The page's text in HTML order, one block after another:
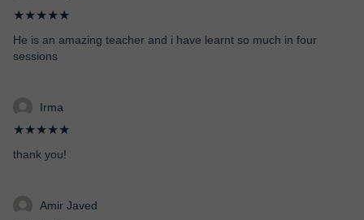
★★★★★
He is an amazing teacher and i have learnt so much in four
sessions
Irma
★★★★★
thank you!
Amir Javed